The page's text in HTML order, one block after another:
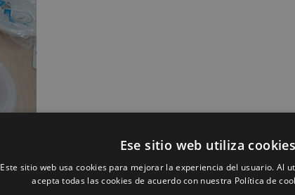
Ese sitio web utiliza cookies
Este sitio web usa cookies para mejorar la experiencia del usuario. Al
acepta todas las cookies de acuerdo con nuestra Política de